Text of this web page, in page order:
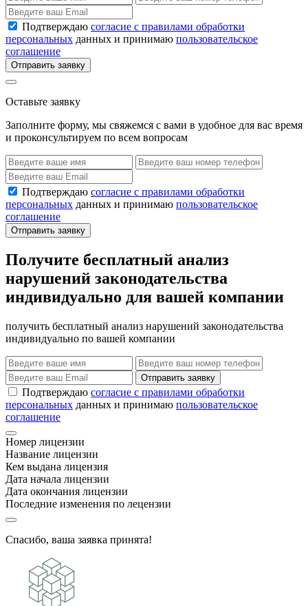
Подтверждаю согласие с правилами обработки
персональных данных и принимаю пользовательское
соглашение
Отправить заявку
Оставьте заявку
Заполните форму, мы свяжемся с вами в удобное для вас время
и проконсультируем по всем вопросам
Подтверждаю согласие с правилами обработки
персональных данных и принимаю пользовательское
соглашение
Отправить заявку
Получите бесплатный анализ
нарушений законодательства
индивидуально для вашей компании
получить бесплатный анализ нарушений законодательства
индивидуально по вашей компании
Отправить заявку
Подтверждаю согласие с правилами обработки
персональных данных и принимаю пользовательское
соглашение
Номер лицензии
Название лицензии
Кем выдана лицензия
Дата начала лицензии
Дата окончания лицензии
Последние изменения по лецензии
Спасибо, ваша заявка принята!